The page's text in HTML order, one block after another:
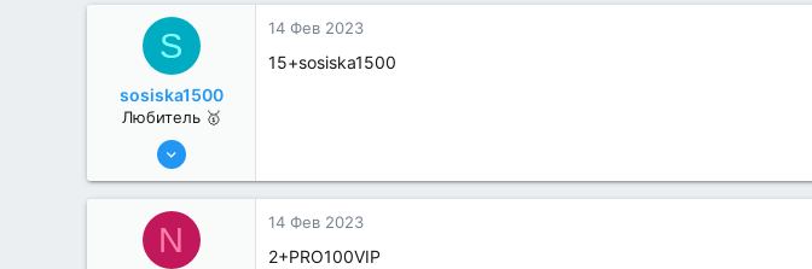
0
S
sosiska1500
Любитель 🥇
26 Дек 2022
0
14 Фев 2023
15+sosiska1500
N 14 Фев 2023
2+PRO100VIP